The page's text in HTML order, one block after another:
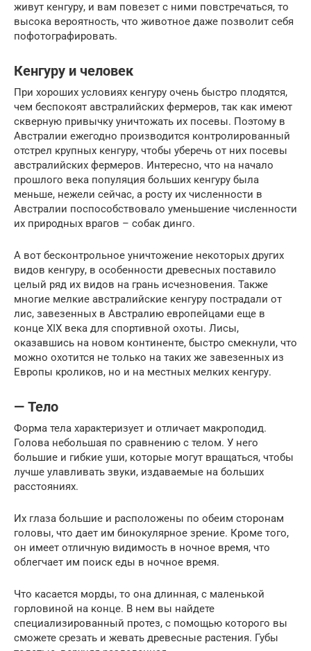
живут кенгуру, и вам повезет с ними повстречаться, то
высока вероятность, что животное даже позволит себя
пофотографировать.
Кенгуру и человек
При хороших условиях кенгуру очень быстро плодятся,
чем беспокоят австралийских фермеров, так как имеют
скверную привычку уничтожать их посевы. Поэтому в
Австралии ежегодно производится контролированный
отстрел крупных кенгуру, чтобы уберечь от них посевы
австралийских фермеров. Интересно, что на начало
прошлого века популяция больших кенгуру была
меньше, нежели сейчас, а росту их численности в
Австралии поспособствовало уменьшение численности
их природных врагов – собак динго.
А вот бесконтрольное уничтожение некоторых других
видов кенгуру, в особенности древесных поставило
целый ряд их видов на грань исчезновения. Также
многие мелкие австралийские кенгуру пострадали от
лис, завезенных в Австралию европейцами еще в
конце XIX века для спортивной охоты. Лисы,
оказавшись на новом континенте, быстро смекнули, что
можно охотится не только на таких же завезенных из
Европы кроликов, но и на местных мелких кенгуру.
— Тело
Форма тела характеризует и отличает макроподид.
Голова небольшая по сравнению с телом. У него
большие и гибкие уши, которые могут вращаться, чтобы
лучше улавливать звуки, издаваемые на больших
расстояниях.
Их глаза большие и расположены по обеим сторонам
головы, что дает им бинокулярное зрение. Кроме того,
он имеет отличную видимость в ночное время, что
облегчает им поиск еды в ночное время.
Что касается морды, то она длинная, с маленькой
горловиной на конце. В нем вы найдете
специализированный протез, с помощью которого вы
сможете срезать и жевать древесные растения. Губы